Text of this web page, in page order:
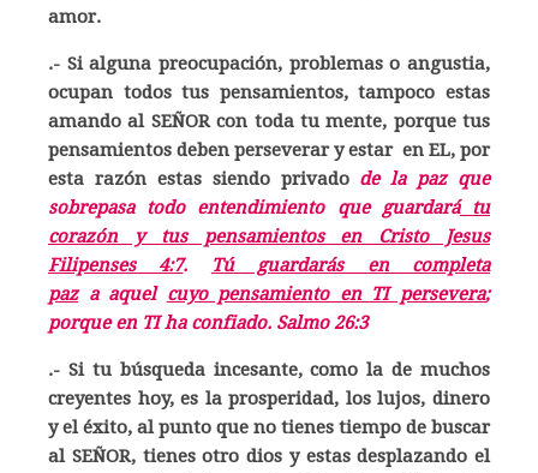
amor.
.- Si alguna preocupación, problemas o angustia,
ocupan todos tus pensamientos, tampoco estas
amando al SEÑOR con toda tu mente, porque tus
pensamientos deben perseverar y estar en EL, por
esta razón estas siendo privado de la paz que
sobrepasa todo entendimiento que guardarátu
corazón y tus pensamientos en Cristo Jesus
Filipenses 4:7.
Tú guardarás en completa
paza aquel cuyo pensamiento en TI persevera;
porque en TI ha confiado. Salmo 26:3
.- Si tu búsqueda incesante, como la de muchos
creyentes hoy, es la prosperidad, los lujos, dinero
y el éxito, al punto que no tienes tiempo de buscar
al SEÑOR, tienes otro dios y estas desplazando el